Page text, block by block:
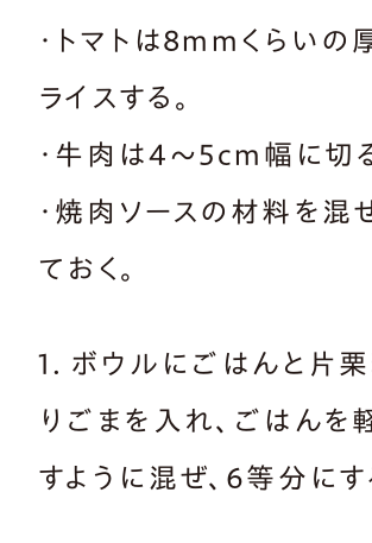
・トマトは8mmくらいの
ライスする。
・牛肉は4～5cm幅に切る
・焼肉ソースの材料を混
ておく。
1．ボウルにごはんと片栗
りごまを入れ、ごはんを
すように混ぜ、6等分にす